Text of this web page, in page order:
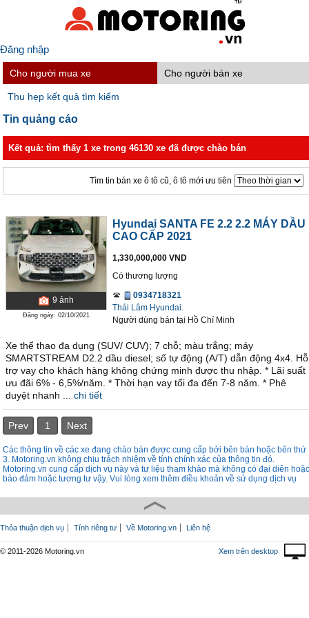
Đăng nhập
Cho người mua xe Cho người bán xe
Thu hẹp kết quả tìm kiếm
Tin quảng cáo
Kết quả: tìm thấy 1 xe trong 46130 xe đã được chào bán
Tìm tin bán xe ô tô cũ, ô tô mới ưu tiên
9 ảnh
Đăng ngày: 02/10/2021
Hyundai SANTA FE 2.2 2.2 MÁY DẦU
CAO CẤP 2021
1,330,000,000 VND
Có thương lượng
0934718321
Thái Lâm Hyundai.
Người dùng bán tại Hồ Chí Minh
Xe thể thao đa dụng (SUV/ CUV); 7 chỗ; màu trắng; máy
SMARTSTREAM D2.2 dầu diesel; số tự động (A/T) dẫn động 4x4. Hỗ
trợ vay cho khách hàng không chứng minh được thu nhập. * Lãi suất
ưu đãi 6% - 6,5%/năm. * Thời hạn vay tối đa đến 7-8 năm. * Phê
duyệt nhanh ...
chi tiết
Prev 1 Next
Các thông tin về các xe đang chào bán được cung cấp bởi bên bán hoặc bên thứ
3. Motoring.vn không chịu trách nhiệm về tính chính xác của thông tin đó.
Motoring.vn cung cấp dịch vụ này và tư liệu tham khảo mà không có đại diên hoặc
bảo đảm hoặc tương tư vậy. Vui lòng xem thêm điều khoản về sử dụng dịch vụ
Thỏa thuận dịch vụ Tính riêng tư Về Motoring.vn Liên hệ
© 2011-2026 Motoring.vn Xem trên desktop